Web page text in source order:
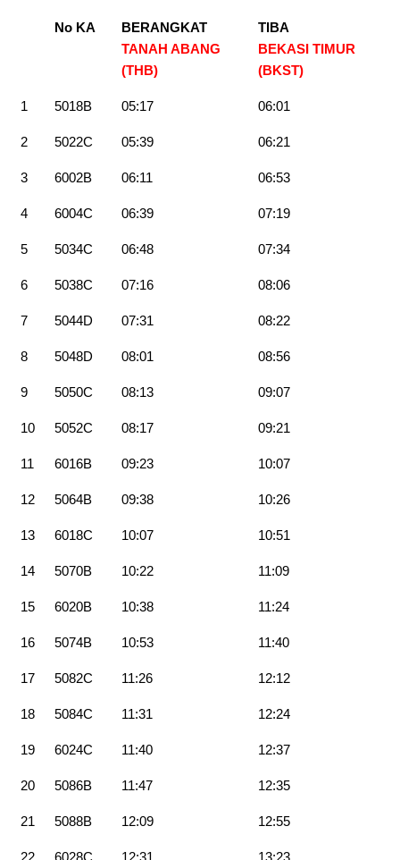
No KA
BERANGKAT
TANAH ABANG
(THB)
TIBA
BEKASI TIMUR
(BKST)
1 5018B 05:17 06:01
2 5022C 05:39 06:21
3 6002B 06:11 06:53
4 6004C 06:39 07:19
5 5034C 06:48 07:34
6 5038C 07:16 08:06
7 5044D 07:31 08:22
8 5048D 08:01 08:56
9 5050C 08:13 09:07
10 5052C 08:17 09:21
11 6016B 09:23 10:07
12 5064B 09:38 10:26
13 6018C 10:07 10:51
14 5070B 10:22 11:09
15 6020B 10:38 11:24
16 5074B 10:53 11:40
17 5082C 11:26 12:12
18 5084C 11:31 12:24
19 6024C 11:40 12:37
20 5086B 11:47 12:35
21 5088B 12:09 12:55
22 6028C 12:31 13:23